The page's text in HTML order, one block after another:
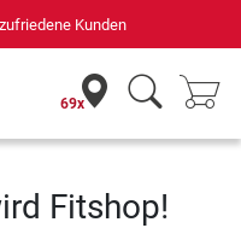
Kunden
69x
Fitshop!